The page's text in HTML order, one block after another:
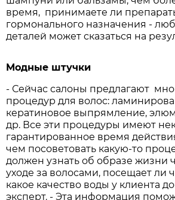
время, принимаете ли
гормонального назначения -
деталей может сказаться на
Модные штучки
- Сейчас салоны предлагают
процедур для волос:
кератиновое выпрямление,
др. Все эти процедуры имеют
гарантированное время
чем посоветовать какую-то
должен узнать об образе жизни
уходе за волосами, посещает ли
какое качество воды у клиента
эксперт. - Эта информация